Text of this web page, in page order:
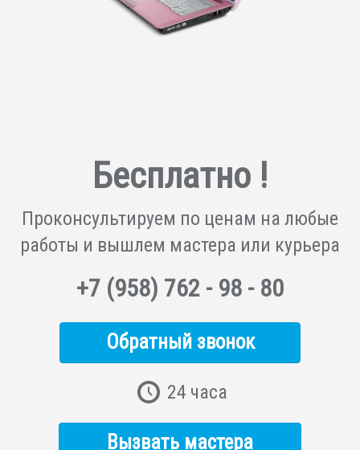
Бесплатно !
Проконсультируем по ценам на любые
работы и вышлем мастера или курьера
+7 (958) 762 - 98 - 80
Обратный звонок
24 часа
Вызвать мастера